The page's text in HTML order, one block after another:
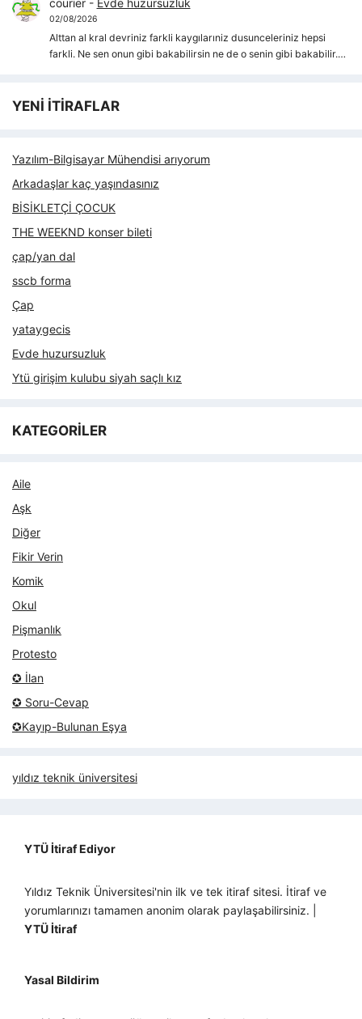
courier- Evde huzursuzluk
02/08/2026
Alttan al kral devriniz farkli kaygılarıniz dusunceleriniz hepsi
farkli. Ne sen onun gibi bakabilirsin ne de o senin gibi bakabilir.…
YENİ İTİRAFLAR
Yazılım-Bilgisayar Mühendisi arıyorum
Arkadaşlar kaç yaşındasınız
BİSİKLETÇİ ÇOCUK
THE WEEKND konser bileti
çap/yan dal
sscb forma
Çap
yataygecis
Evde huzursuzluk
Ytü girişim kulubu siyah saçlı kız
KATEGORİLER
Aile
Aşk
Diğer
Fikir Verin
Komik
Okul
Pişmanlık
Protesto
✪ İlan
✪ Soru-Cevap
✪Kayıp-Bulunan Eşya
yıldız teknik üniversitesi
YTÜ İtiraf Ediyor
Yıldız Teknik Üniversitesi'nin ilk ve tek itiraf sitesi. İtiraf ve
yorumlarınızı tamamen anonim olarak paylaşabilirsiniz. |
YTÜ İtiraf
Yasal Bildirim